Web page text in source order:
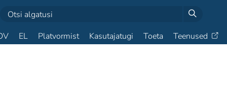
EL Platvormist Kasutajatugi Toeta Teenused